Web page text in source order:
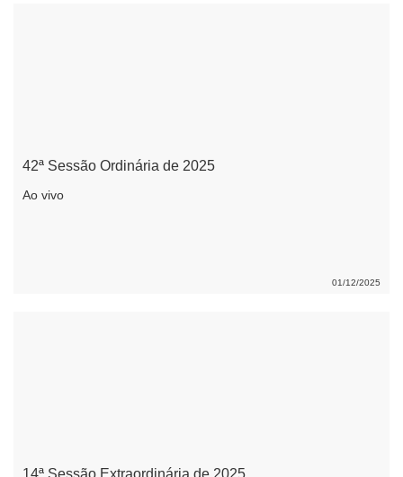
42ª Sessão Ordinária de 2025
Ao vivo
01/12/2025
14ª Sessão Extraordinária de 2025